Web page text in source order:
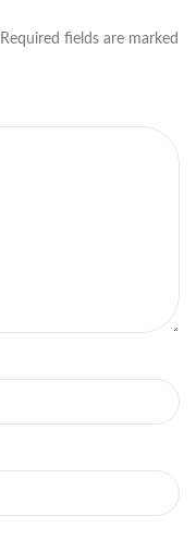
Required fields are marked